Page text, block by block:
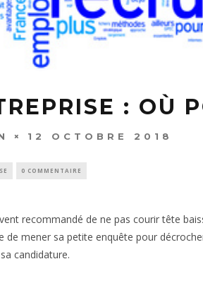
: OÙ
12 OCTOBRE 2018
0 COMMENTAIRE
recommandé de ne pas courir tête
de mener sa petite enquête pour
candidature.